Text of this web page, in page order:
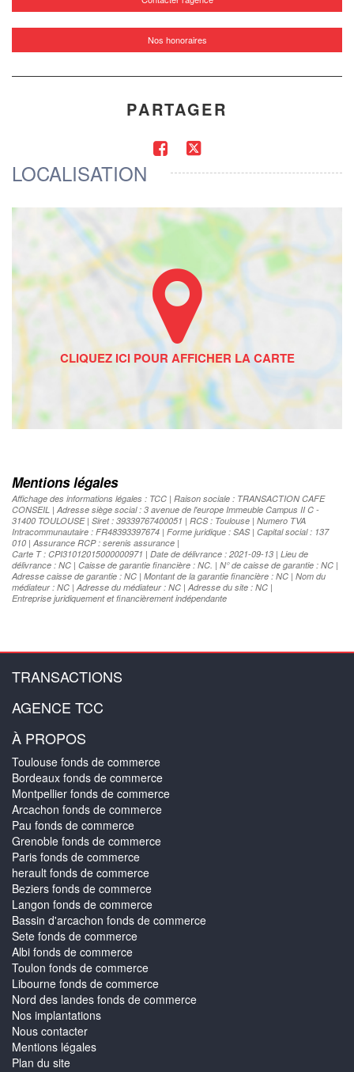
Nos honoraires
PARTAGER
LOCALISATION
Mentions légales
Affichage des informations légales : TCC | Raison sociale : TRANSACTION CAFE
CONSEIL | Adresse siège social : 3 avenue de l'europe Immeuble Campus II C -
31400 TOULOUSE | Siret : 39339767400051 | RCS : Toulouse | Numero TVA
Intracommunautaire : FR48393397674 | Forme juridique : SAS | Capital social : 137
010 | Assurance RCP : serenis assurance |
Carte T : CPI31012015000000971 | Date de délivrance : 2021-09-13 | Lieu de
délivrance : NC | Caisse de garantie financière : NC. | N° de caisse de garantie : NC |
Adresse caisse de garantie : NC | Montant de la garantie financière : NC | Nom du
médiateur : NC | Adresse du médiateur : NC | Adresse du site : NC |
Entreprise juridiquement et financièrement indépendante
TRANSACTIONS
AGENCE TCC
À PROPOS
Toulouse fonds de commerce
Bordeaux fonds de commerce
Montpellier fonds de commerce
Arcachon fonds de commerce
Pau fonds de commerce
Grenoble fonds de commerce
Paris fonds de commerce
herault fonds de commerce
Beziers fonds de commerce
Langon fonds de commerce
Bassin d'arcachon fonds de commerce
Sete fonds de commerce
Albi fonds de commerce
Toulon fonds de commerce
Libourne fonds de commerce
Nord des landes fonds de commerce
Nos implantations
Nous contacter
Mentions légales
Plan du site